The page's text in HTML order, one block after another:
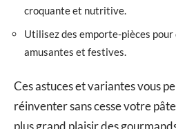
croquante et nutritive.
Utilisez des emporte-pièces pour
amusantes et festives.
Ces astuces et variantes vous
réinventer sans cesse votre